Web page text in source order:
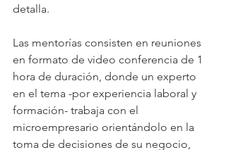
detalla.
Las mentorías consisten en reuniones
en formato de video conferencia de 1
hora de duración, donde un experto
en el tema -por experiencia laboral y
formación- trabaja con el
microempresario orientándolo en la
toma de decisiones de su negocio,